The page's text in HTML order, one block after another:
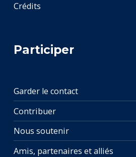
Crédits
Participer
Garder le contact
Contribuer
Nous soutenir
Amis, partenaires et alliés